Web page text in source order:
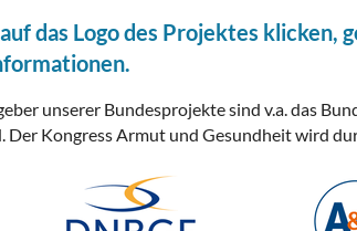
das Logo des Projektes
unserer Bundesprojekte sind v.a. das
Der Kongress Armut und Gesundheit wird